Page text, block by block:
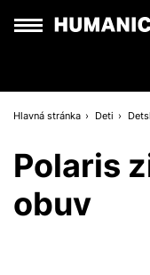
Hlavná stránka Deti
Polaris
obuv